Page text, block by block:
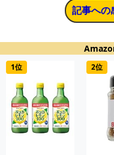
記事への
1位 2位